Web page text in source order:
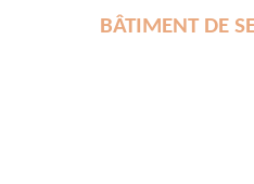
BÂTIMENT DE